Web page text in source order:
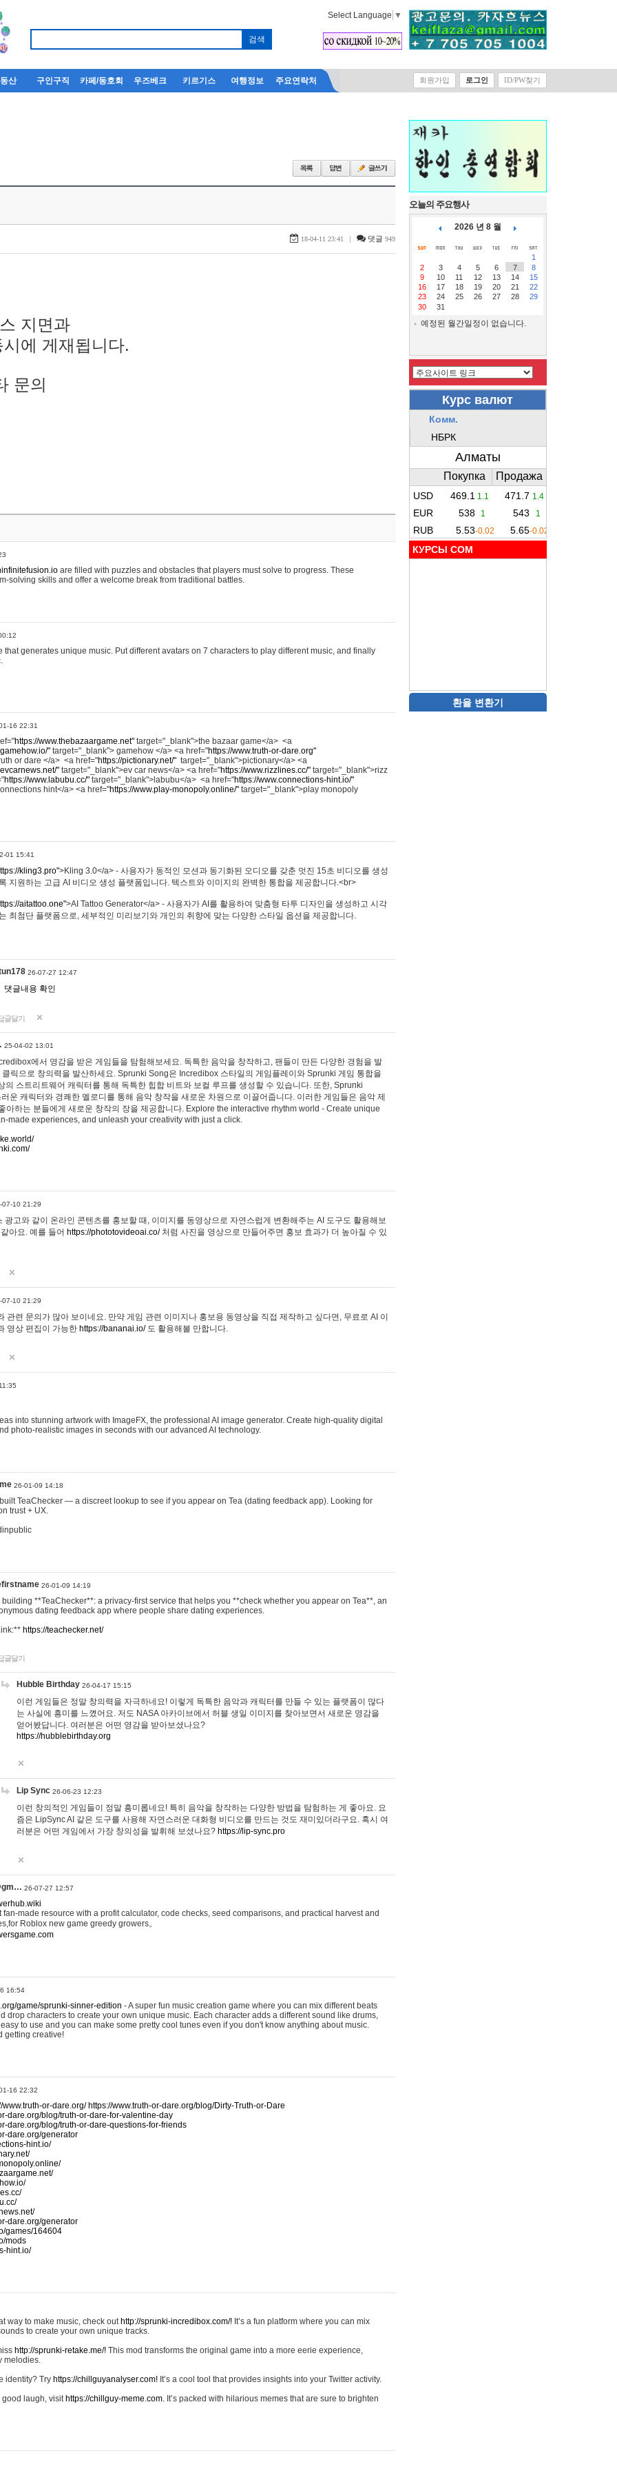
Select Language ▼
산 구인구직 카페/동호회 우즈베크 키르기스 여행정보 주요연락처 회원가입 로그인 ID/PW찾기
18-04-11 23:41 | 댓글 949
지면과
에 게재됩니다.
문의
are filled with puzzles and obstacles that players must solve to progress. These
solving skills and offer a welcome break from traditional battles.
that generates unique music. Put different avatars on 7 characters to play different music, and finally
16 22:31
https://www.thebazaargame.net" target="_blank">the bazaar game</a> <a
" target="_blank"> gamehow </a> <a href="https://www.truth-or-dare.org"
or dare </a> <a href="https://pictionary.net/" target="_blank">pictionary</a> <a
" target="_blank">ev car news</a> <a href="https://www.rizzlines.cc/" target="_blank">rizz
https://www.labubu.cc/" target="_blank">labubu</a> <a href="https://www.connections-hint.io/"
hint</a> <a href="https://www.play-monopoly.online/" target="_blank">play monopoly
01 15:41
kling3.pro">Kling 3.0</a> - 사용자가 동적인 모션과 동기화된 오디오를 갖춘 멋진 15초 비디오를 생성
지원하는 고급 AI 비디오 생성 플랫폼입니다. 텍스트와 이미지의 완벽한 통합을 제공합니다.<br>
aitattoo.one">AI Tattoo Generator</a> - 사용자가 AI를 활용하여 맞춤형 타투 디자인을 생성하고 시각
최첨단 플랫폼으로, 세부적인 미리보기와 개인의 취향에 맞는 다양한 스타일 옵션을 제공합니다.
26-07-27 12:47
댓글내용 확인
글달기
25-04-02 13:01
에서 영감을 받은 게임들을 탐험해보세요. 독특한 음악을 창작하고, 팬들이 만든 다양한 경험을 발
클릭으로 창의력을 발산하세요. Sprunki Song은 Incredibox 스타일의 게임플레이와 Sprunki 게임 통합을
의 스트리트웨어 캐릭터를 통해 독특한 힙합 비트와 보컬 루프를 생성할 수 있습니다. 또한, Sprunki
운 캐릭터와 경쾌한 멜로디를 통해 음악 창작을 새로운 차원으로 이끌어줍니다. 이러한 게임들은 음악 제
아하는 분들에게 새로운 창작의 장을 제공합니다. Explore the interactive rhythm world - Create unique
made experiences, and unleash your creativity with just a click.
07-10 21:29
광고와 같이 온라인 콘텐츠를 홍보할 때, 이미지를 동영상으로 자연스럽게 변환해주는 AI 도구도 활용해보
아요. 예를 들어 https://phototovideoai.co/처럼 사진을 영상으로 만들어주면 홍보 효과가 더 높아질 수 있
07-10 21:29
관련 문의가 많아 보이네요. 만약 게임 관련 이미지나 홍보용 동영상을 직접 제작하고 싶다면, 무료로 AI 이
영상 편집이 가능한 https://bananai.io/도 활용해볼 만합니다.
into stunning artwork with ImageFX, the professional AI image generator. Create high-quality digital
photo-realistic images in seconds with our advanced AI technology.
26-01-09 14:18
TeaChecker — a discreet lookup to see if you appear on Tea (dating feedback app). Looking for
trust + UX.
26-01-09 14:19
building **TeaChecker**: a privacy-first service that helps you **check whether you appear on Tea**, an
dating feedback app where people share dating experiences.
https://teachecker.net/
글달기
Hubble Birthday 26-04-17 15:15
이런 게임들은 정말 창의력을 자극하네요! 이렇게 독특한 음악과 캐릭터를 만들 수 있는 플랫폼이 많다
는 사실에 흥미를 느꼈어요. 저도 NASA 아카이브에서 허블 생일 이미지를 찾아보면서 새로운 영감을
얻어봤답니다. 여러분은 어떤 영감을 받아보셨나요?
https://hubblebirthday.org
Lip Sync 26-06-23 12:23
이런 창의적인 게임들이 정말 흥미롭네요! 특히 음악을 창작하는 다양한 방법을 탐험하는 게 좋아요. 요
즘은 LipSync AI 같은 도구를 사용해 자연스러운 대화형 비디오를 만드는 것도 재미있더라구요. 혹시 여
러분은 어떤 게임에서 가장 창의성을 발휘해 보셨나요? https://lip-sync.pro
26-07-27 12:57
made resource with a profit calculator, code checks, seed comparisons, and practical harvest and
Roblox new game greedy growers。
16:54
game/sprunki-sinner-edition - A super fun music creation game where you can mix different beats
drop characters to create your own unique music. Each character adds a different sound like drums,
to use and you can make some pretty cool tunes even if you don't know anything about music.
getting creative!
16 22:32
www.truth-or-dare.org/ https://www.truth-or-dare.org/blog/Dirty-Truth-or-Dare
dare.org/blog/truth-or-dare-for-valentine-day
dare.org/blog/truth-or-dare-questions-for-friends
dare.org/generator
hint.io/
dare.org/generator
games/164604
mods
hint.io/
way to make music, check out http://sprunki-incredibox.com/! It’s a fun platform where you can mix
to create your own unique tracks.
http://sprunki-retake.me/! This mod transforms the original game into a more eerie experience,
melodies.
identity? Try https://chillguyanalyser.com! It’s a cool tool that provides insights into your Twitter activity.
good laugh, visit https://chillguy-meme.com. It’s packed with hilarious memes that are sure to brighten
오늘의 주요행사
2026 년 8 월
1
2
3 4 5 6 7
8
9
10 11 12 13 14
15
16
17 18 19 20 21
22
23
24 25 26 27 28
29
30
31
예정된 월간일정이 없습니다.
КУРСЫ COM
환율 변환기